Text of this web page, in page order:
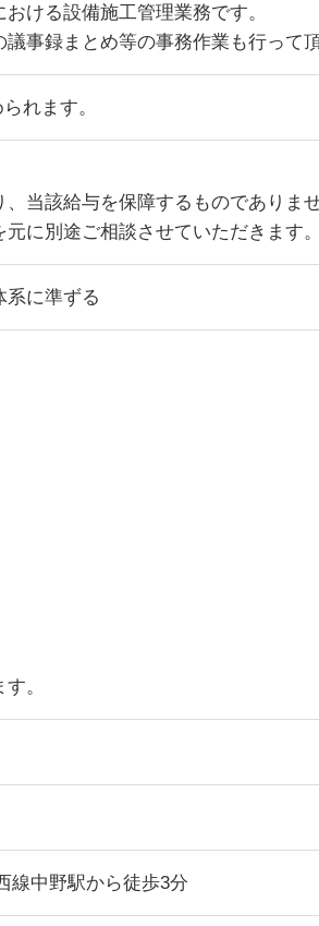
ける設備施工管理業務です。
事録まとめ等の事務作業も行って頂
れます。
当該給与を保障するものでありませ
に別途ご相談させていただきます。
に準ずる
。
線中野駅から徒歩3分